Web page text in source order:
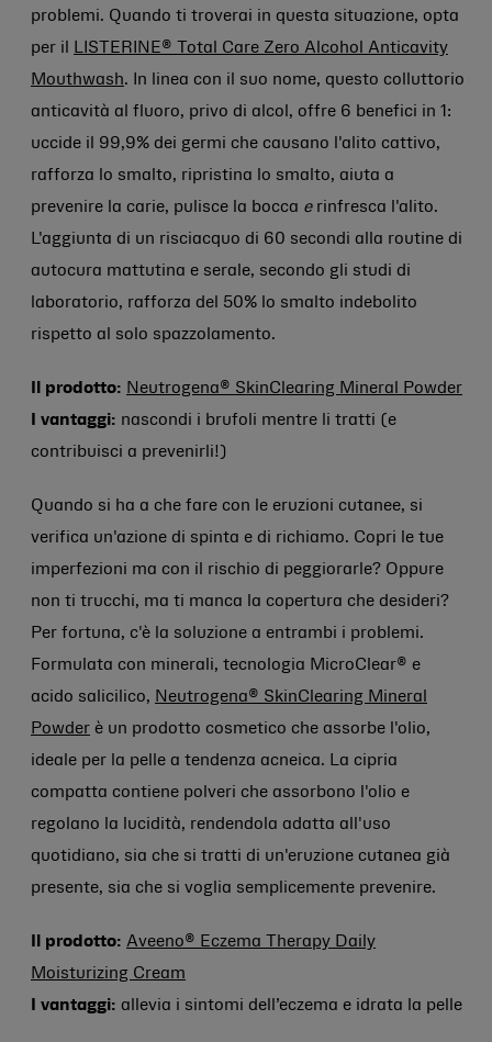
problemi. Quando ti troverai in questa situazione, opta
per il LISTERINE® Total Care Zero Alcohol Anticavity
Mouthwash. In linea con il suo nome, questo colluttorio
anticavità al fluoro, privo di alcol, offre 6 benefici in 1:
uccide il 99,9% dei germi che causano l'alito cattivo,
rafforza lo smalto, ripristina lo smalto, aiuta a
prevenire la carie, pulisce la bocca e rinfresca l'alito.
L'aggiunta di un risciacquo di 60 secondi alla routine di
autocura mattutina e serale, secondo gli studi di
laboratorio, rafforza del 50% lo smalto indebolito
rispetto al solo spazzolamento.
Il prodotto: Neutrogena® SkinClearing Mineral Powder
I vantaggi: nascondi i brufoli mentre li tratti (e
contribuisci a prevenirli!)
Quando si ha a che fare con le eruzioni cutanee, si
verifica un'azione di spinta e di richiamo. Copri le tue
imperfezioni ma con il rischio di peggiorarle? Oppure
non ti trucchi, ma ti manca la copertura che desideri?
Per fortuna, c'è la soluzione a entrambi i problemi.
Formulata con minerali, tecnologia MicroClear® e
acido salicilico, Neutrogena® SkinClearing Mineral
Powder è un prodotto cosmetico che assorbe l'olio,
ideale per la pelle a tendenza acneica. La cipria
compatta contiene polveri che assorbono l'olio e
regolano la lucidità, rendendola adatta all'uso
quotidiano, sia che si tratti di un'eruzione cutanea già
presente, sia che si voglia semplicemente prevenire.
Il prodotto: Aveeno® Eczema Therapy Daily
Moisturizing Cream
I vantaggi: allevia i sintomi dell’eczema e idrata la pelle